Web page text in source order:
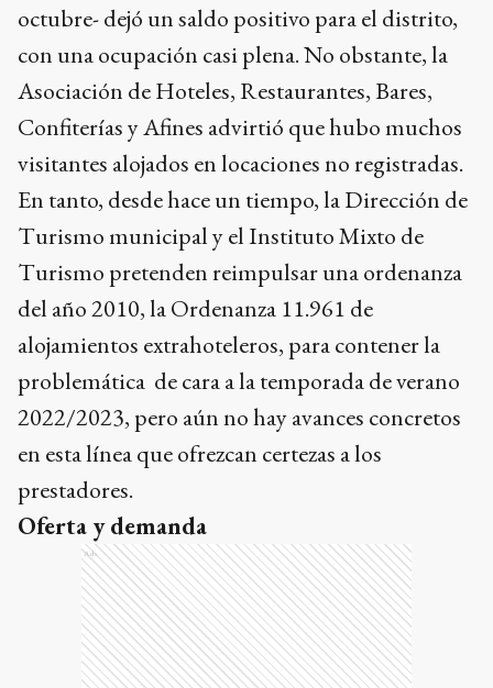
octubre- dejó un saldo positivo para el distrito,
con una ocupación casi plena. No obstante, la
Asociación de Hoteles, Restaurantes, Bares,
Confiterías y Afines advirtió que hubo muchos
visitantes alojados en locaciones no registradas.
En tanto, desde hace un tiempo, la Dirección de
Turismo municipal y el Instituto Mixto de
Turismo pretenden reimpulsar una ordenanza
del año 2010, la Ordenanza 11.961 de
alojamientos extrahoteleros, para contener la
problemática de cara a la temporada de verano
2022/2023, pero aún no hay avances concretos
en esta línea que ofrezcan certezas a los
prestadores.
Oferta y demanda
Ads